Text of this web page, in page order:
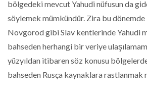
bölgedeki mevcut Yahudi nüfusun da
söylemek mümkündür. Zira bu
Novgorod gibi Slav kentlerinde Yahudi
bahseden herhangi bir veriye
yüzyıldan itibaren söz konusu
bahseden Rusça kaynaklara rastlanmak